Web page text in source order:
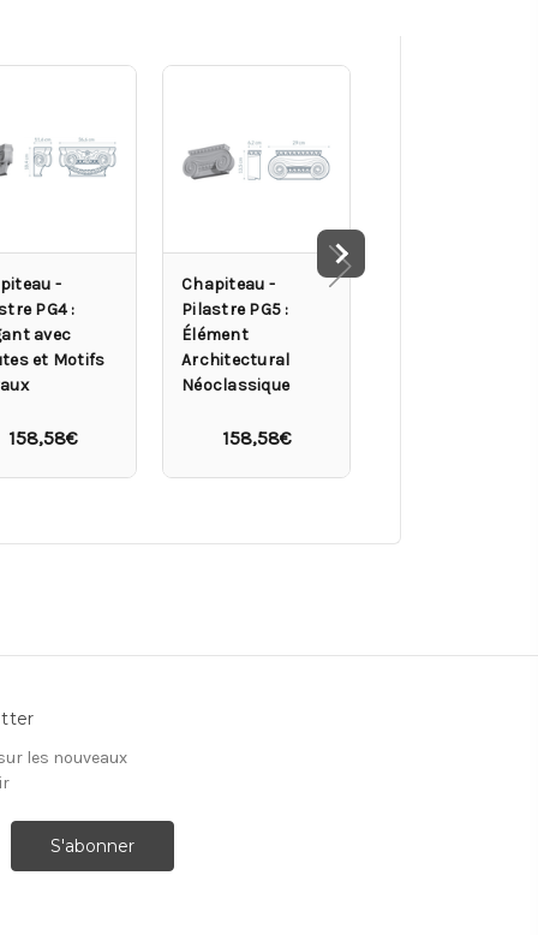
-
PG4 :
avec
et Motifs
158,58€
Chapiteau -
Pilastre PG5 :
Élément
Architectural
Néoclassique
158,58€
les nouveaux